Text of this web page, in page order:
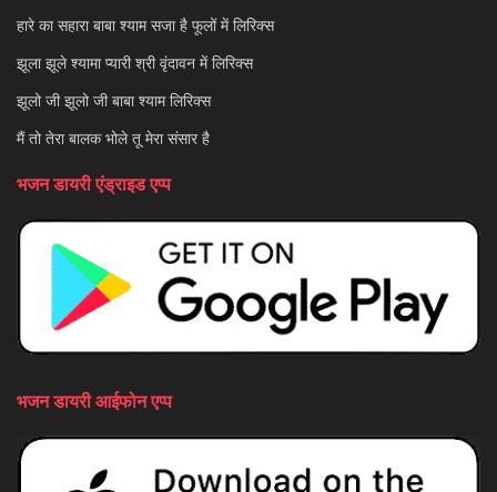
हारे का सहारा बाबा श्याम सजा है फूलों में लिरिक्स
झूला झूले श्यामा प्यारी श्री वृंदावन में लिरिक्स
झूलो जी झूलो जी बाबा श्याम लिरिक्स
मैं तो तेरा बालक भोले तू मेरा संसार है
भजन डायरी एंड्राइड एप्प
भजन डायरी आईफोन एप्प